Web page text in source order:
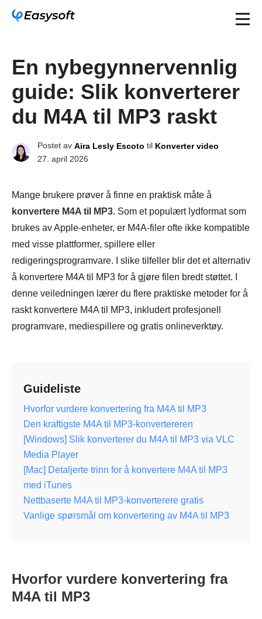
En nybegynnervennlig
guide: Slik konverterer
du M4A til MP3 raskt
Postet av Aira Lesly Escoto til Konverter video
27. april 2026
Mange brukere prøver å finne en praktisk måte å
konvertere M4A til MP3. Som et populært lydformat som
brukes av Apple-enheter, er M4A-filer ofte ikke kompatible
med visse plattformer, spillere eller
redigeringsprogramvare. I slike tilfeller blir det et alternativ
å konvertere M4A til MP3 for å gjøre filen bredt støttet. I
denne veiledningen lærer du flere praktiske metoder for å
raskt konvertere M4A til MP3, inkludert profesjonell
programvare, mediespillere og gratis onlineverktøy.
Guideliste
Hvorfor vurdere konvertering fra M4A til MP3
Den kraftigste M4A til MP3-konvertereren
[Windows] Slik konverterer du M4A til MP3 via VLC
Media Player
[Mac] Detaljerte trinn for å konvertere M4A til MP3
med iTunes
Nettbaserte M4A til MP3-konverterere gratis
Vanlige spørsmål om konvertering av M4A til MP3
Hvorfor vurdere konvertering fra
M4A til MP3